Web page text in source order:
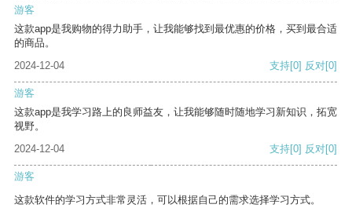
游客
这款app是我购物的得力助手，让我能够找到最优惠的价格，买到最合适
的商品。
2024-12-04
支持[0] 反对[0]
游客
这款app是我学习路上的良师益友，让我能够随时随地学习新知识，拓宽
视野。
2024-12-04
支持[0] 反对[0]
游客
这款软件的学习方式非常灵活，可以根据自己的需求选择学习方式。